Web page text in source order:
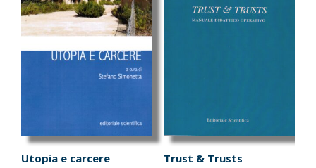
Utopia e carcere Trust & Trusts